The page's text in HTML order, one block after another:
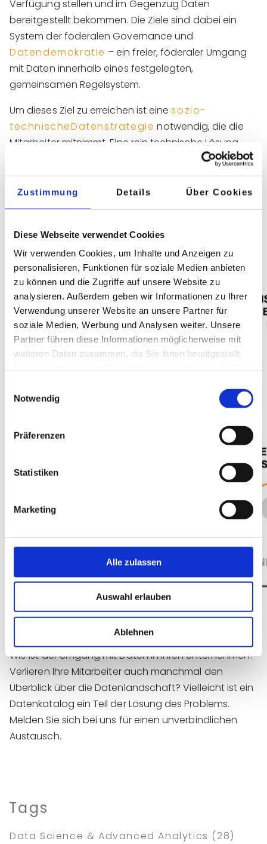
Zustimmung Details Über Cookies
Diese Webseite verwendet Cookies
Wir verwenden Cookies, um Inhalte und Anzeigen zu
personalisieren, Funktionen für soziale Medien anbieten
zu können und die Zugriffe auf unsere Website zu
analysieren. Außerdem geben wir Informationen zu Ihrer
Verwendung unserer Website an unsere Partner für
soziale Medien, Werbung und Analysen weiter. Unsere
Partner führen diese Informationen möglicherweise mit
weiteren Daten zusammen, die Sie ihnen bereitgestellt
Notwendig
Präferenzen
Statistiken
Marketing
Alle zulassen
Auswahl erlauben
Ablehnen
Verfügung stellen und im Gegenzug Daten
bereitgestellt bekommen. Die Ziele sind dabei ein
System der föderalen Governance und
Datendemokratie – ein freier, föderaler Umgang
mit Daten innerhalb eines festgelegten,
gemeinsamen Regelsystem.
Um dieses Ziel zu erreichen ist einesozio-
technischeDatenstrategie notwendig, die die
Mitarbeiter mitnimmt. Eine rein technische Lösung
Datenkulturmuss sich
mitentwickeln. Welche Fallstricke dabei auftreten
können haben wir bereits in einem vorherigen
Blog"Sechs Gründe, warum Datenstrategien
Wie ist der Umgang mit Daten in ihren Unternehmen?
Verlieren Ihre Mitarbeiter auch manchmal den
Überblick über die Datenlandschaft? Vielleicht ist ein
Datenkatalog ein Teil der Lösung des Problems.
Melden Sie sich bei uns für einen unverbindlichen
Austausch.
Tags
Data Science & Advanced Analytics (28)